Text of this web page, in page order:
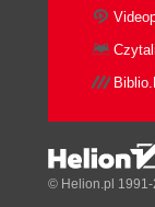
© Helion.pl 1991-